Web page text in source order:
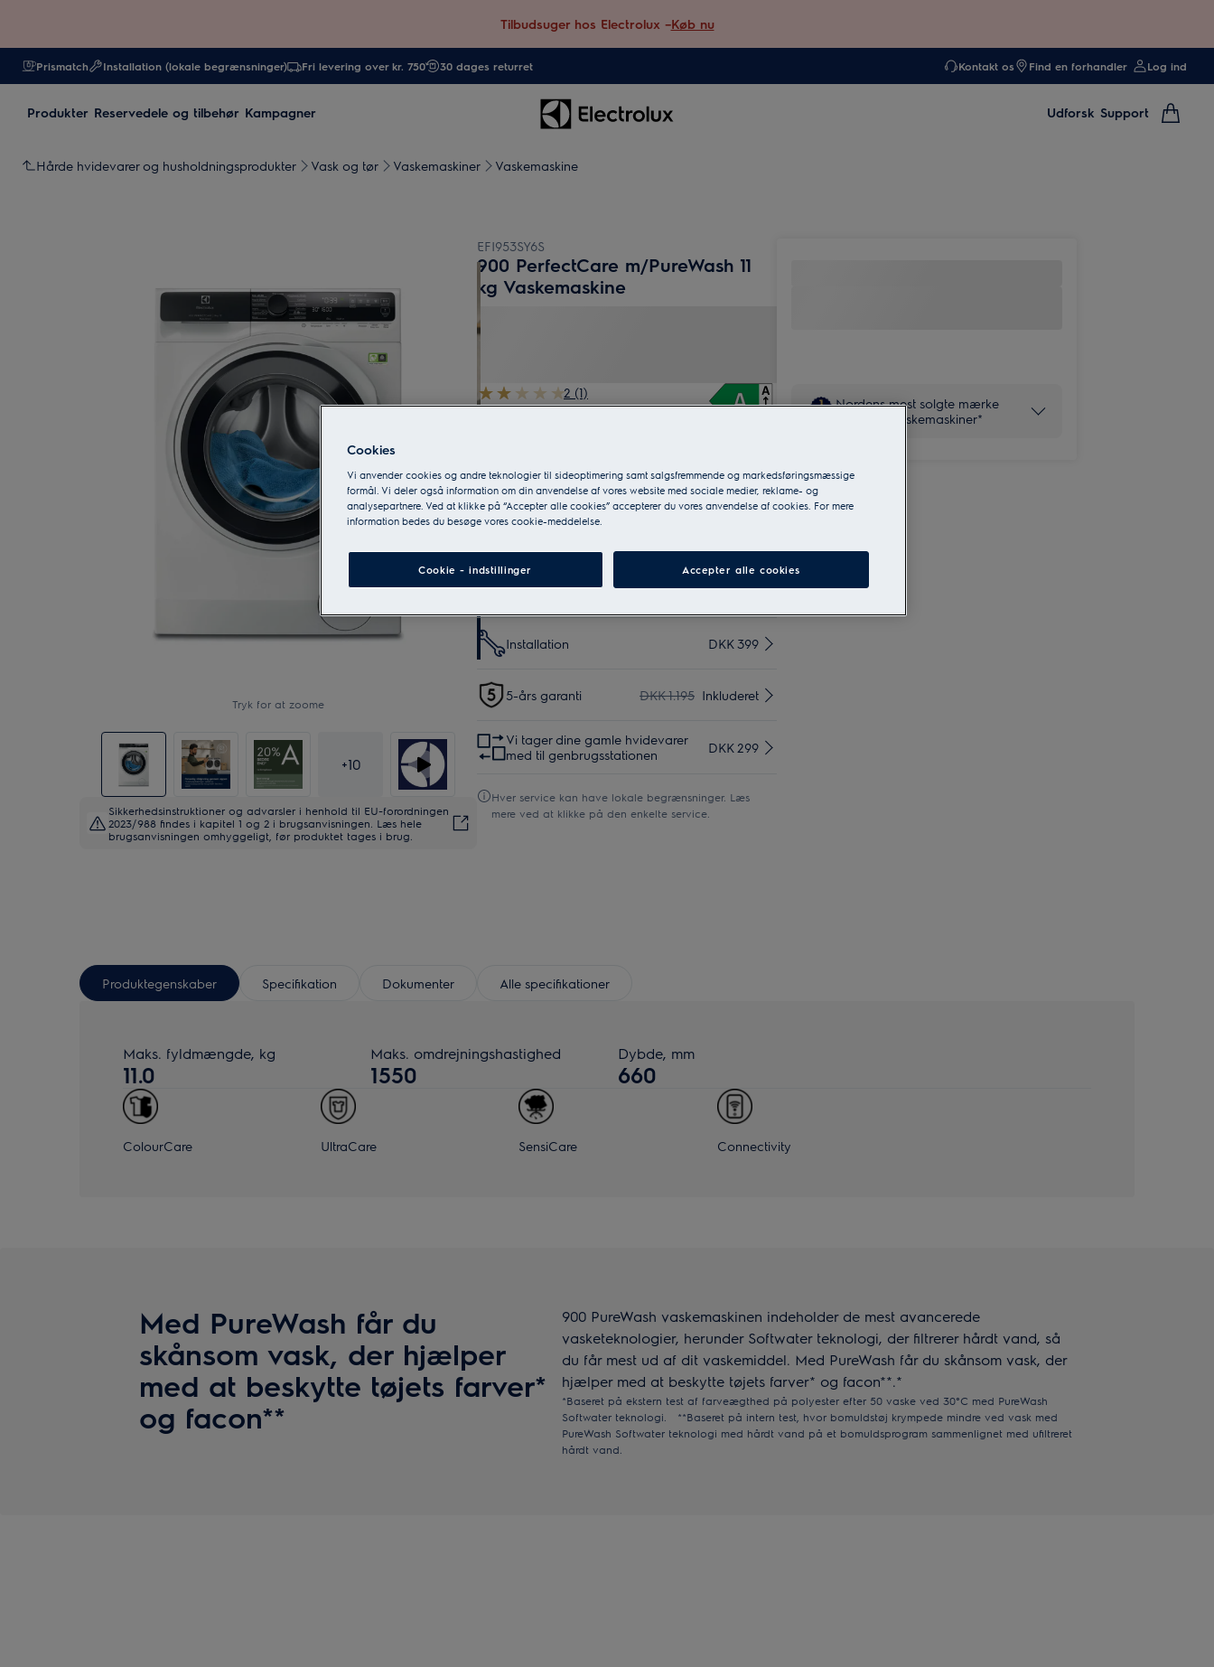
Tilbudsuger hos Electrolux –Køb nu
Prismatch Installation (lokale begrænsninger) Fri levering over kr. 750 30 dages returret Kontakt os Find en forhandler Log ind
Produkter Reservedele og tilbehør Kampagner Udforsk Support
Hårde hvidevarer og husholdningsprodukter Vask og tør Vaskemaskiner Vaskemaskine
Tryk for at zoome
+10
Sikkerhedsinstruktioner og advarsler i henhold til EU-forordningen
2023/988 findes i kapitel 1 og 2 i brugsanvisningen. Læs hele
brugsanvisningen omhyggeligt, før produktet tages i brug.
EFI953SY6S
900 PerfectCare m/PureWash 11
kg Vaskemaskine
2 (1)
Hjemmelevering med indbæring DKK 499
30 dages returret Inkluderet
Installation DKK 399
5-års garanti DKK 1.195 Inkluderet
Vi tager dine gamle hvidevarer
med til genbrugsstationen
DKK 299
Hver service kan have lokale begrænsninger. Læs
mere ved at klikke på den enkelte service.
Nordens mest solgte mærke
inden for vaskemaskiner*
Produktegenskaber Specifikation Dokumenter Alle specifikationer
Maks. fyldmængde, kg
11.0
Maks. omdrejningshastighed
1550
Dybde, mm
660
ColourCare UltraCare SensiCare Connectivity
Med PureWash får du
skånsom vask, der hjælper
med at beskytte tøjets farver*
og facon**
900 PureWash vaskemaskinen indeholder de mest avancerede
vasketeknologier, herunder Softwater teknologi, der filtrerer hårdt vand, så
du får mest ud af dit vaskemiddel. Med PureWash får du skånsom vask, der
hjælper med at beskytte tøjets farver* og facon**.*
*Baseret på ekstern test af farveægthed på polyester efter 50 vaske ved 30°C med PureWash
Softwater teknologi. **Baseret på intern test, hvor bomuldstøj krympede mindre ved vask med
PureWash Softwater teknologi med hårdt vand på et bomuldsprogram sammenlignet med ufiltreret
hårdt vand.
Cookies
Vi anvender cookies og andre teknologier til sideoptimering samt salgsfremmende og markedsføringsmæssige
formål. Vi deler også information om din anvendelse af vores website med sociale medier, reklame- og
analysepartnere. Ved at klikke på “Accepter alle cookies” accepterer du vores anvendelse af cookies. For mere
information bedes du besøge vores cookie-meddelelse.
Cookie - indstillinger Accepter alle cookies